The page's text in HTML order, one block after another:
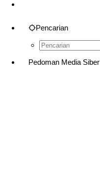
Pencarian
Pedoman Media Siber